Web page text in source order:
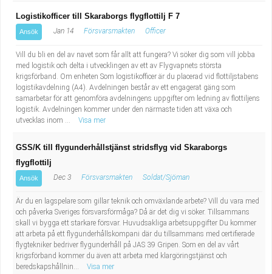
Logistikofficer till Skaraborgs flygflottilj F 7
Ansök Jan 14 Försvarsmakten Officer
Vill du bli en del av navet som får allt att fungera? Vi söker dig som vill jobba
med logistik och delta i utvecklingen av ett av Flygvapnets största
krigsförband. Om enheten Som logistikofficer är du placerad vid flottiljstabens
logistikavdelning (A4). Avdelningen består av ett engagerat gäng som
samarbetar för att genomföra avdelningens uppgifter om ledning av flottiljens
logistik. Avdelningen kommer under den närmaste tiden att växa och
utvecklas inom ...
Visa mer
GSS/K till flygunderhållstjänst stridsflyg vid Skaraborgs
flygflottilj
Ansök Dec 3 Försvarsmakten Soldat/Sjöman
Är du en lagspelare som gillar teknik och omväxlande arbete? Vill du vara med
och påverka Sveriges försvarsförmåga? Då är det dig vi söker. Tillsammans
skall vi bygga ett starkare försvar. Huvudsakliga arbetsuppgifter Du kommer
att arbeta på ett flygunderhållskompani där du tillsammans med certifierade
flygtekniker bedriver flygunderhåll på JAS 39 Gripen. Som en del av vårt
krigsförband kommer du även att arbeta med klargöringstjänst och
beredskapshållnin...
Visa mer